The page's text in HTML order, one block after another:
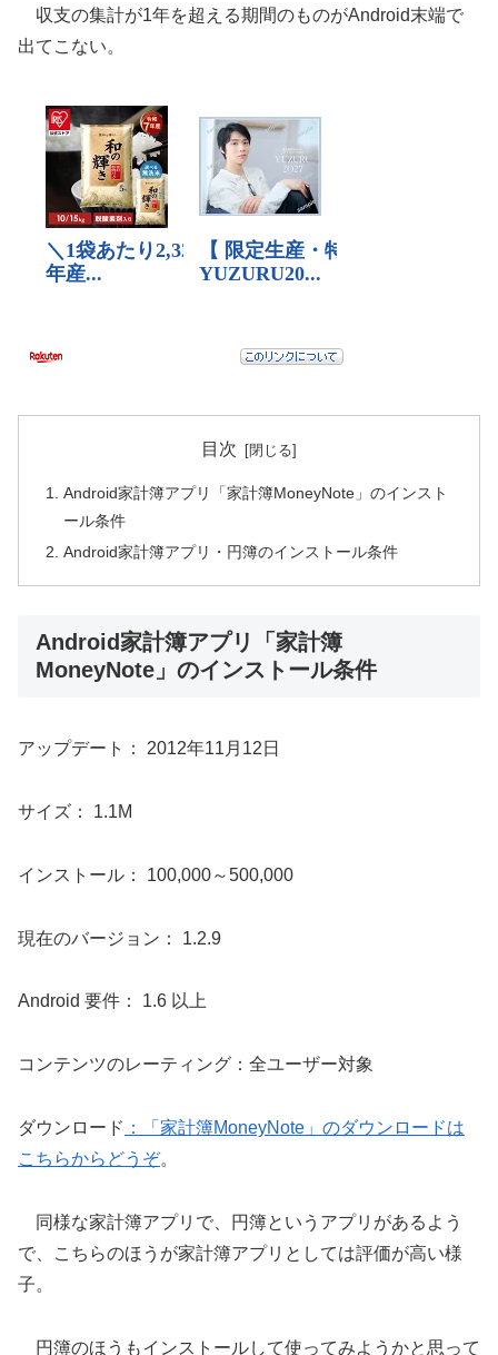
収支の集計が1年を超える期間のものがAndroid末端で
出てこない。
目次
Android家計簿アプリ「家計簿MoneyNote」のインスト
ール条件
Android家計簿アプリ・円簿のインストール条件
Android家計簿アプリ「家計簿
MoneyNote」のインストール条件
アップデート： 2012年11月12日
サイズ： 1.1M
インストール： 100,000～500,000
現在のバージョン： 1.2.9
Android 要件： 1.6 以上
コンテンツのレーティング：全ユーザー対象
ダウンロード ：「家計簿MoneyNote」のダウンロードは
こちらからどうぞ。
同様な家計簿アプリで、円簿というアプリがあるよう
で、こちらのほうが家計簿アプリとしては評価が高い様
子。
円簿のほうもインストールして使ってみようかと思って